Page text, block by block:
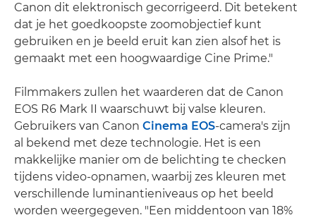
Canon dit elektronisch gecorrigeerd. Dit betekent
dat je het goedkoopste zoomobjectief kunt
gebruiken en je beeld eruit kan zien alsof het is
gemaakt met een hoogwaardige Cine Prime."
Filmmakers zullen het waarderen dat de Canon
EOS R6 Mark II waarschuwt bij valse kleuren.
Gebruikers van Canon Cinema EOS-camera's zijn
al bekend met deze technologie. Het is een
makkelijke manier om de belichting te checken
tijdens video-opnamen, waarbij zes kleuren met
verschillende luminantieniveaus op het beeld
worden weergegeven. "Een middentoon van 18%